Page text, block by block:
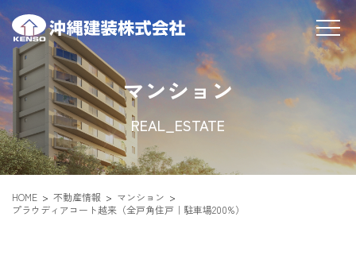
マンション
REAL_ESTATE
HOME 不動産情報
マンション
プラウディアコート越来（全戸角住戸｜駐車場200%）